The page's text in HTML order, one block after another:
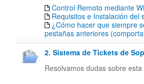
Control Remoto mediante
Requisitos e Instalación del
¿Cómo hacer que siempre
pestañas anteriores
2. Sistema de Tickets de
Resolvamos dudas sobre